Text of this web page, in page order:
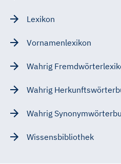
Lexikon
Vornamenlexikon
Wahrig
Wahrig
Wahrig
Wissensbibliothek